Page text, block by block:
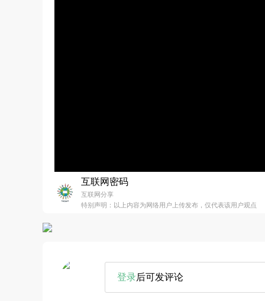
互联网密码
互联网分享
特别声明：以上内容为网络用户上传发布，仅代表该用户观点
登录后可发评论